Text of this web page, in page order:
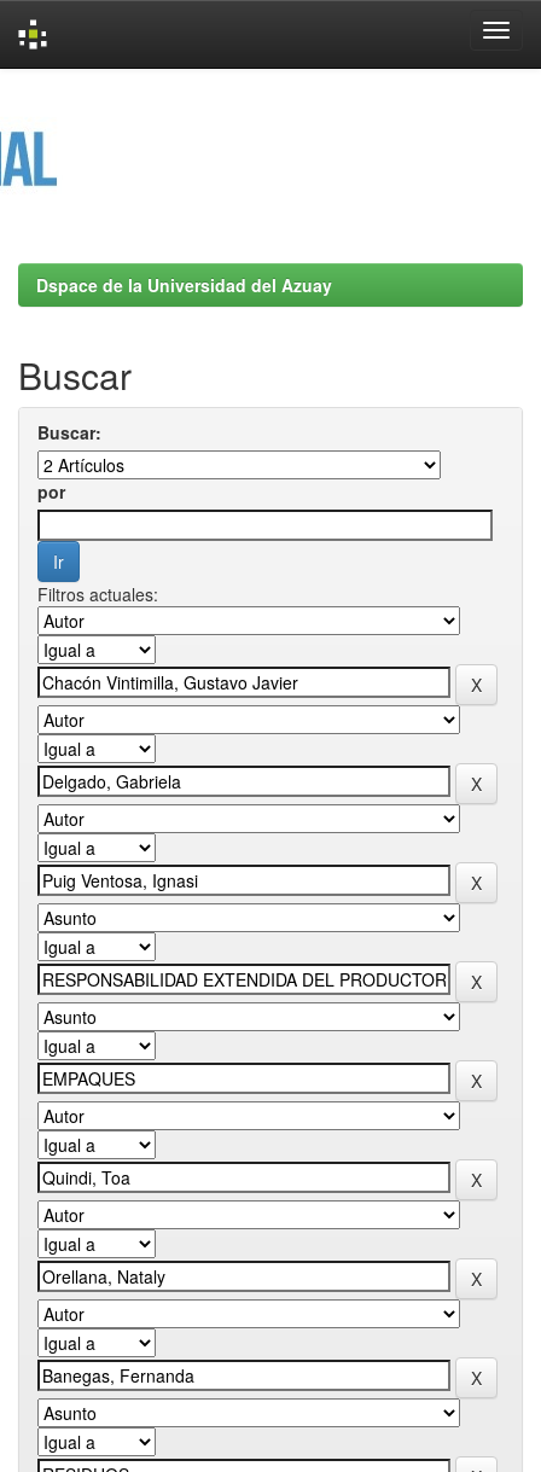
Dspace de la Universidad del Azuay
Buscar
Buscar:
por
Filtros actuales: